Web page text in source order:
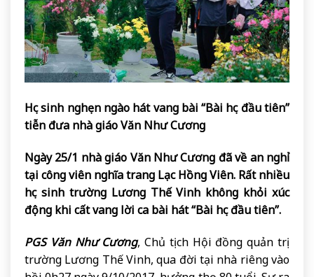
Học sinh nghẹn ngào hát vang bài “Bài học đầu tiên”
tiễn đưa nhà giáo Văn Như Cương
Ngày 25/1 nhà giáo Văn Như Cương đã về an nghỉ
tại công viên nghĩa trang Lạc Hồng Viên. Rất nhiều
học sinh trường Lương Thế Vinh không khỏi xúc
động khi cất vang lời ca bài hát “Bài học đầu tiên”.
PGS Văn Như Cương, Chủ tịch Hội đồng quản trị
trường Lương Thế Vinh, qua đời tại nhà riêng vào